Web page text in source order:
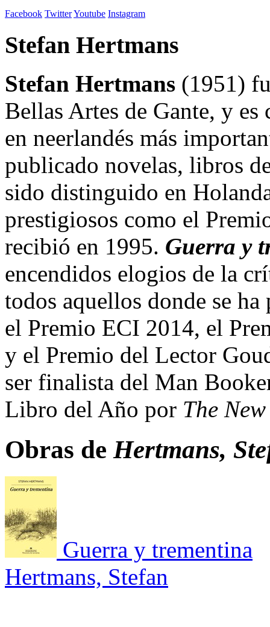
Facebook TwitterYoutube Instagram
Stefan Hertmans
Stefan Hertmans (1951)
Bellas Artes de Gante, y
en neerlandés más
publicado novelas, libros
sido distinguido en
prestigiosos como el
recibió en 1995. Guerra y
encendidos elogios de la
todos aquellos donde se
el Premio ECI 2014, el
y el Premio del Lector
ser finalista del Man
Libro del Año por The
Obras de Hertmans,
Guerra y trementina
Hertmans, Stefan